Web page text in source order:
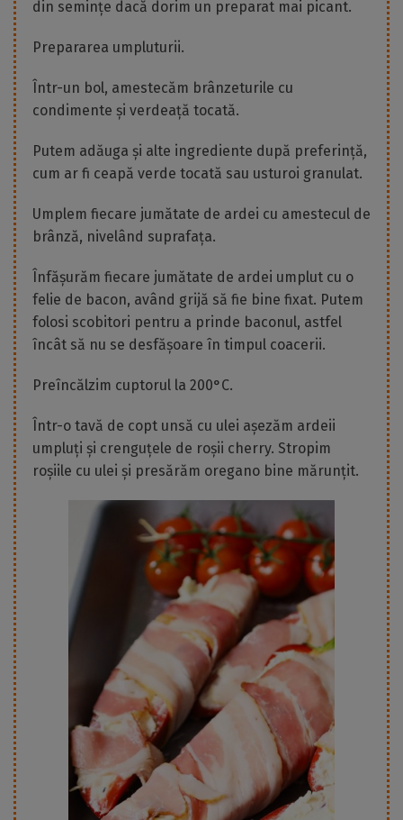
din semințe dacă dorim un preparat mai picant.
Prepararea umpluturii.
Într-un bol, amestecăm brânzeturile cu
condimente și verdeață tocată.
Putem adăuga și alte ingrediente după preferință,
cum ar fi ceapă verde tocată sau usturoi granulat.
Umplem fiecare jumătate de ardei cu amestecul de
brânză, nivelând suprafața.
Înfășurăm fiecare jumătate de ardei umplut cu o
felie de bacon, având grijă să fie bine fixat. Putem
folosi scobitori pentru a prinde baconul, astfel
încât să nu se desfășoare în timpul coacerii.
Preîncălzim cuptorul la 200°C.
Într-o tavă de copt unsă cu ulei așezăm ardeii
umpluți și crenguțele de roșii cherry. Stropim
roșiile cu ulei și presărăm oregano bine mărunțit.